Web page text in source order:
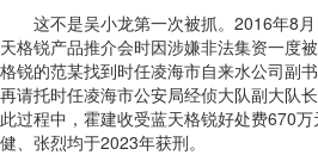
这不是吴小龙第一次被抓。2016年8月
天格锐产品推介会时因涉嫌非法集资一度
格锐的范某找到时任凌海市自来水公司副
再请托时任凌海市公安局经侦大队副大队
此过程中，霍建收受蓝天格锐好处费670
健、张烈均于2023年获刑。